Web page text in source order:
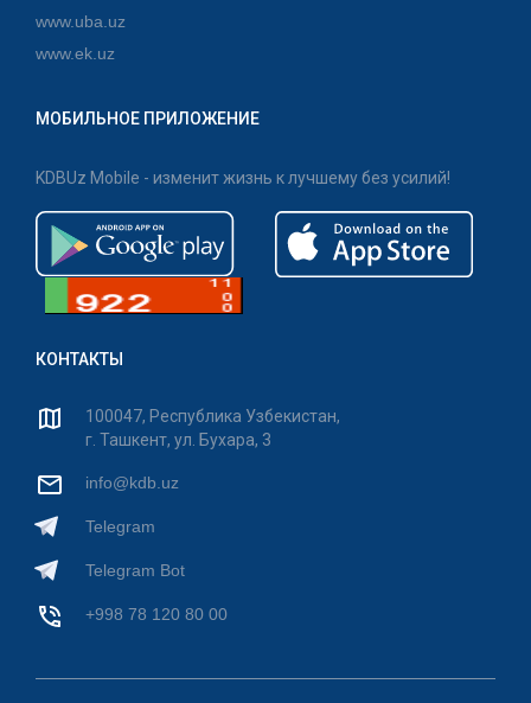
www.uba.uz
www.ek.uz
МОБИЛЬНОЕ ПРИЛОЖЕНИЕ
KDBUz Mobile - изменит жизнь к лучшему без усилий!
КОНТАКТЫ
100047, Республика Узбекистан,
г. Ташкент, ул. Бухара, 3
info@kdb.uz
Telegram
Telegram Bot
+998 78 120 80 00